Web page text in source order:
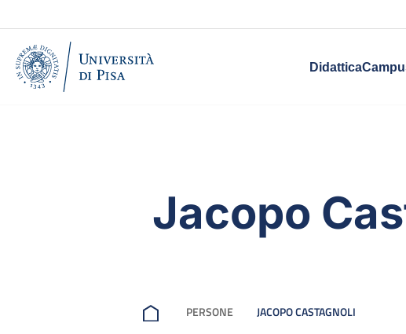
Didattica
Jacopo
PERSONE JACOPO CASTAGNOLI